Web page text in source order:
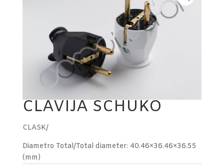
CLAVIJA SCHUKO
CLASK/
Diametro Total/Total diameter: 40.46×36.46×36.55
(mm)